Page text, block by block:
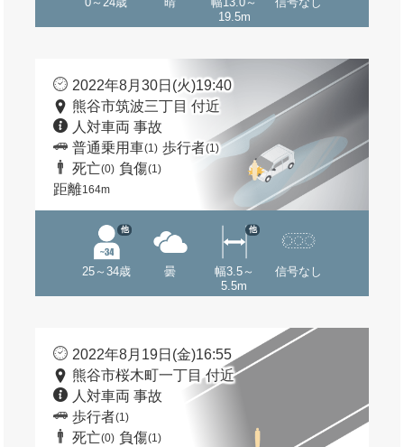
19.5m
2022年8月30日(火)19:40
熊谷市筑波三丁目 付近
人対車両 事故
普通乗用車(1) 歩行者(1)
死亡(0) 負傷(1)
距離164m
25～34歳
他
曇
幅3.5～
5.5m
他
信号なし
2022年8月19日(金)16:55
熊谷市桜木町一丁目 付近
人対車両 事故
歩行者(1)
死亡(0) 負傷(1)